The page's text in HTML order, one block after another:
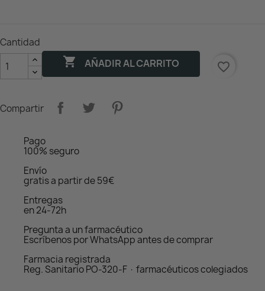
Cantidad
 AÑADIR AL CARRITO favorite_border
Compartir
Pago
100% seguro
Envío
gratis a partir de 59€
Entregas
en 24-72h
Pregunta a un farmacéutico
Escríbenos por WhatsApp antes de comprar
Farmacia registrada
Reg. Sanitario PO-320-F · farmacéuticos colegiados